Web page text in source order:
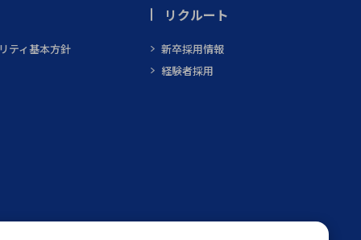
ティ基本方針
リクルート
新卒採用情報
経験者採用